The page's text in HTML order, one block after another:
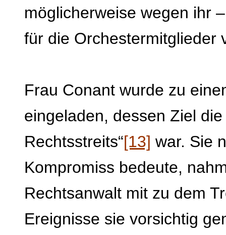
möglicherweise wegen ihr
für die Orchestermitglieder
Frau Conant wurde zu
eingeladen, dessen Ziel
Rechtsstreits“[13] war. Sie
Kompromiss bedeute,
Rechtsanwalt mit zu dem
Ereignisse sie vorsichtig